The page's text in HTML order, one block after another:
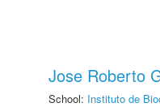
Jose Roberto
School: Instituto de